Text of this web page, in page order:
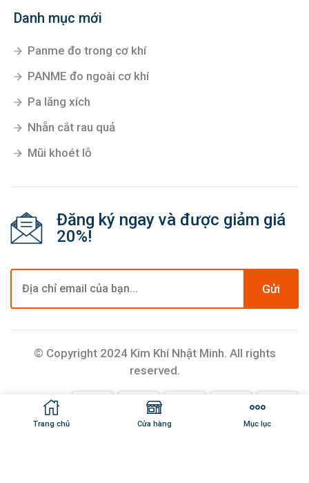
Trang chủ Cửa hàng Mục lục
Danh mục mới
Panme đo trong cơ khí
PANME đo ngoài cơ khí
Pa lăng xích
Nhẵn cắt rau quả
Mũi khoét lỗ
Đăng ký ngay và được giảm giá
20%!
Gửi
© Copyright 2024 Kim Khí Nhật Minh. All rights
reserved.